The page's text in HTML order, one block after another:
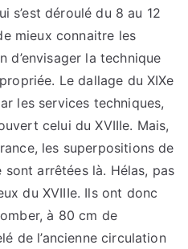
s’est déroulé du 8 au 12
mieux connaitre les
la technique
Le dallage du XIXe
les services techniques,
celui du XVIIIe. Mais,
les superpositions de
arrêtées là. Hélas, pas
du XVIIIe. Ils ont donc
à 80 cm de
de l’ancienne circulation